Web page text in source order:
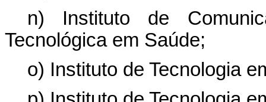
n) Instituto de
Tecnológica em Saúde;
o) Instituto de Tecnologia